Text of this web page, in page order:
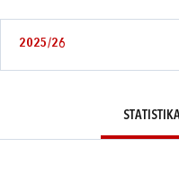
2025/26